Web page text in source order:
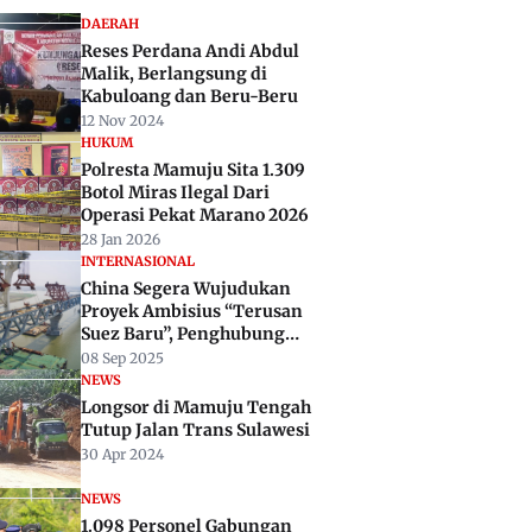
DAERAH
Reses Perdana Andi Abdul
Malik, Berlangsung di
Kabuloang dan Beru-Beru
12 Nov 2024
HUKUM
Polresta Mamuju Sita 1.309
Botol Miras Ilegal Dari
Operasi Pekat Marano 2026
28 Jan 2026
INTERNASIONAL
China Segera Wujudukan
Proyek Ambisius “Terusan
Suez Baru”, Penghubung
Darat Asia-Eropa
08 Sep 2025
NEWS
Longsor di Mamuju Tengah
Tutup Jalan Trans Sulawesi
30 Apr 2024
NEWS
1.098 Personel Gabungan